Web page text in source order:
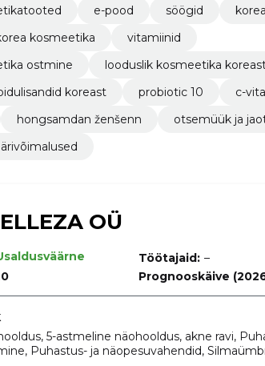
e-pood söögid
kosmeetika
vitamiinid
ostmine
looduslik kosmeetika
koreast
probiotic 10
c-
hongsamdan ženšenn
otsemüük ja
OÜ
Töötajaid: –
Prognooskäive
5-astmeline näohooldus, akne ravi,
Puhastus- ja näopesuvahendid,